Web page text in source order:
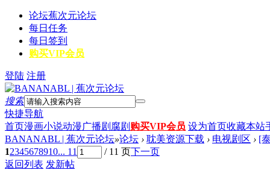
论坛蕉次元论坛
每日任务
每日签到
购买VIP会员
登陆 注册
搜索
快捷导航
首页漫画小说动漫广播剧 腐剧 购买VIP会员 设为首页收藏本站
BANANABL | 蕉次元论坛»论坛 › 耽美资源下载 › 电视剧区 › [
12345678910... 11 / 11 页下一页
返回列表 发新帖